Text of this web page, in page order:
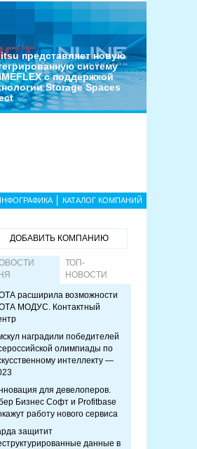
представляет новую
систему
с поддержкой
Storage Spaces
КАТАЛОГ КОМПАНИЙ
ДОБАВИТЬ КОМПАНИЮ
ТОП-
НОВОСТИ
расширила возможности
МОДУС. Контактный
наградили победителей
олимпиады по
интеллекту —
для девелоперов.
Бизнес Софт и Profitbase
работу нового сервиса
защитит
данные в